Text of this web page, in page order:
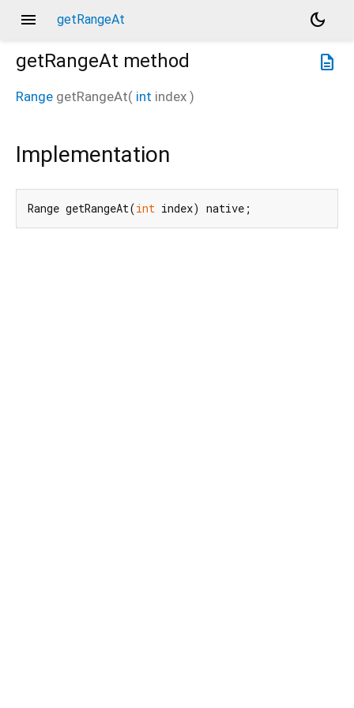
menu getRangeAt
dark_mode
description
getRangeAt method
Range getRangeAt( int index )
Implementation
Range getRangeAt(int index) native;